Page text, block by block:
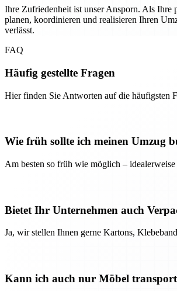
Ihre Zufriedenheit ist unser Ansporn. Als Ihre
planen, koordinieren und realisieren Ihren
verlässt.
FAQ
Häufig gestellte Fragen
Hier finden Sie Antworten auf die häufigsten
Wie früh sollte ich meinen Umzug
Am besten so früh wie möglich –
Bietet Ihr Unternehmen auch
Ja, wir stellen Ihnen gerne Kartons,
Kann ich auch nur Möbel